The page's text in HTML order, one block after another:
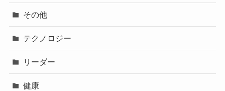
その他
テクノロジー
リーダー
健康